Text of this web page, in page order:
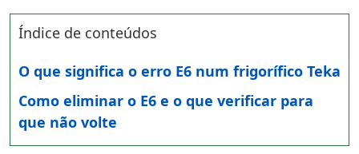
Índice de conteúdos
O que significa o erro E6 num frigorífico Teka
Como eliminar o E6 e o que verificar para
que não volte